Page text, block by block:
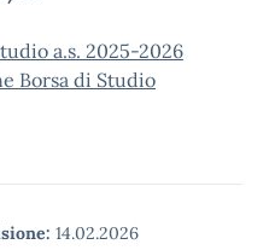
a.s. 2025-2026
Borsa di Studio
14.02.2026